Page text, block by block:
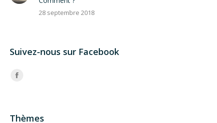
28 septembre 2018
Suivez-nous sur Facebook
Trouvez nous sur :
Facebook
Thèmes